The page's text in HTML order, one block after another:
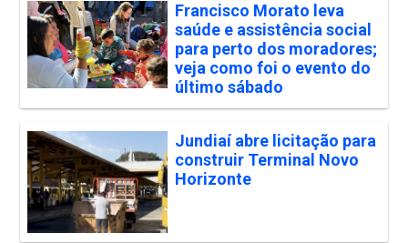
Francisco Morato leva
saúde e assistência social
para perto dos moradores;
veja como foi o evento do
último sábado
Jundiaí abre licitação para
construir Terminal Novo
Horizonte